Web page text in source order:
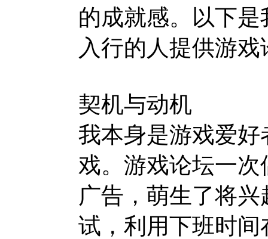
的成就感。以下
入行的人提供游
契机与动机
我本身是游戏爱
戏。游戏论坛一
广告，萌生了将
试，利用下班时